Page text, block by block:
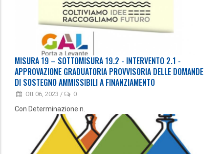
MISURA 19 – SOTTOMISURA 19.2 - INTERVENTO 2.1 -
APPROVAZIONE GRADUATORIA PROVVISORIA DELLE DOMANDE
DI SOSTEGNO AMMISSIBILI A FINANZIAMENTO
Ott 06, 2023 / 0
Con Determinazione n.